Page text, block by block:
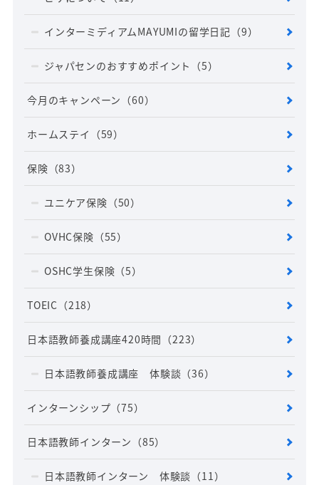
インターミディアムMAYUMIの留学日記 （9）
ジャパセンのおすすめポイント （5）
今月のキャンペーン （60）
ホームステイ （59）
保険 （83）
ユニケア保険 （50）
OVHC保険 （55）
OSHC学生保険 （5）
TOEIC （218）
日本語教師養成講座420時間 （223）
日本語教師養成講座 体験談 （36）
インターンシップ （75）
日本語教師インターン （85）
日本語教師インターン 体験談 （11）